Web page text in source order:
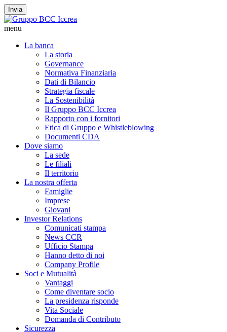
Invia
menu
La banca
La storia
Governance
Normativa Finanziaria
Dati di Bilancio
Strategia fiscale
La Sostenibilità
Il Gruppo BCC Iccrea
Rapporto con i fornitori
Etica di Gruppo e Whistleblowing
Documenti CDA
Dove siamo
La sede
Le filiali
Il territorio
La nostra offerta
Famiglie
Imprese
Giovani
Investor Relations
Comunicati stampa
News CCR
Ufficio Stampa
Hanno detto di noi
Company Profile
Soci e Mutualità
Vantaggi
Come diventare socio
La presidenza risponde
Vita Sociale
Domanda di Contributo
Sicurezza